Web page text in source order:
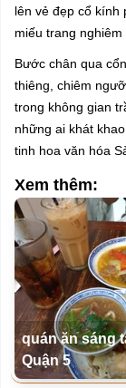
lên vẻ đẹp cổ kính
miếu trang nghiêm
Bước chân qua
thiêng, chiêm
trong không gian
những ai khát
tinh hoa văn hóa
Xem thêm:
quán ăn sáng
Quận 5